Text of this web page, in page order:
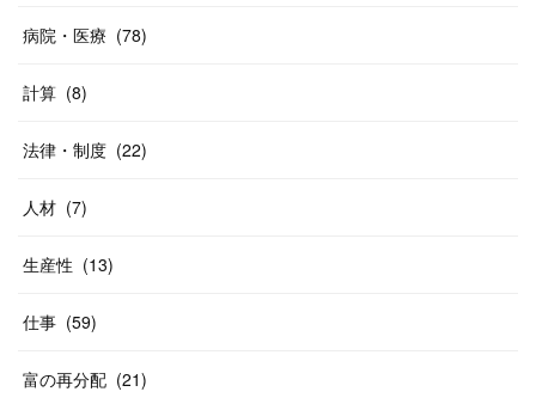
病院・医療 (78)
計算 (8)
法律・制度 (22)
人材 (7)
生産性 (13)
仕事 (59)
富の再分配 (21)